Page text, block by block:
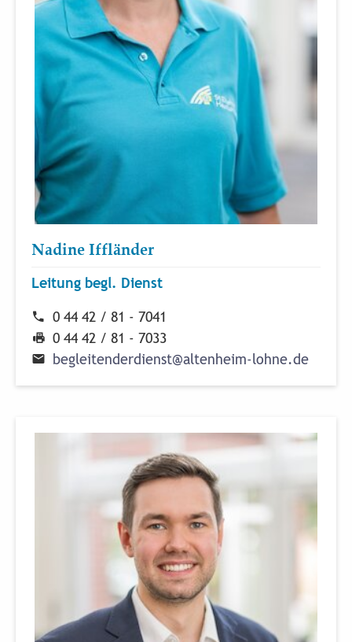
Nadine Iffländer
Leitung begl. Dienst
0 44 42 / 81 - 7041
0 44 42 / 81 - 7033
begleitenderdienst@altenheim-lohne.de